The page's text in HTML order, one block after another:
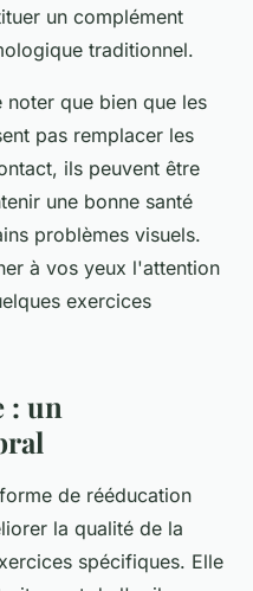
un complément
traditionnel.
noter que bien que les
pas remplacer les
ils peuvent être
une bonne santé
problèmes visuels.
à vos yeux l'attention
exercices
: un
de rééducation
la qualité de la
spécifiques. Elle